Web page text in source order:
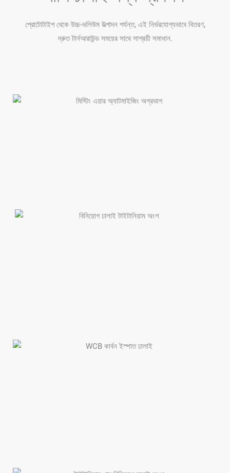
প্রোটোটাইপ থেকে উচ্চ-ভলিউম উত্পাদন পর্যন্ত, এই নির্ভরযোগ্যভাবে বিতরণ,
দ্রুত টার্নআরাউন্ড সময়ের সাথে সাশ্রয়ী সমাধান.